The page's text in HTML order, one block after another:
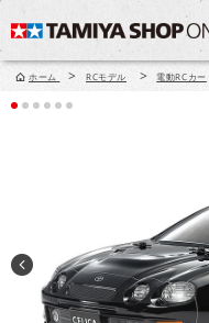
ホーム > RCモデル > 電動RCカー